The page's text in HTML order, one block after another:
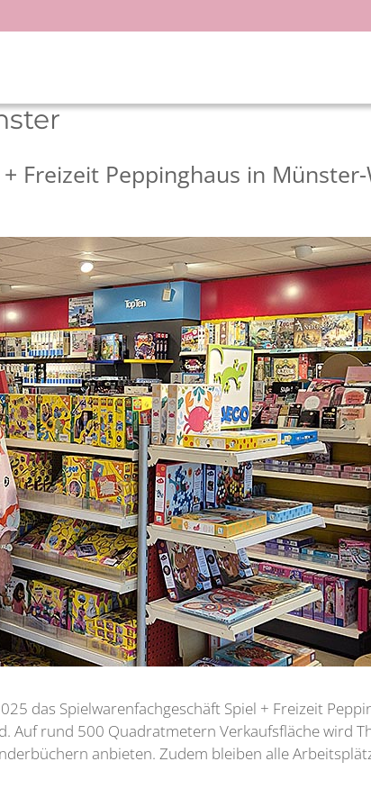
Freizeit Peppinghaus in
das Spielwarenfachgeschäft Spiel + Freizeit
Auf rund 500 Quadratmetern Verkaufsfläche wird
anbieten. Zudem bleiben alle